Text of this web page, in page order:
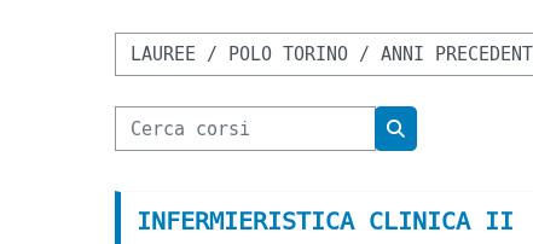
Categorie di corso
Cerca corsi
Cerca corsi
INFERMIERISTICA CLINICA II